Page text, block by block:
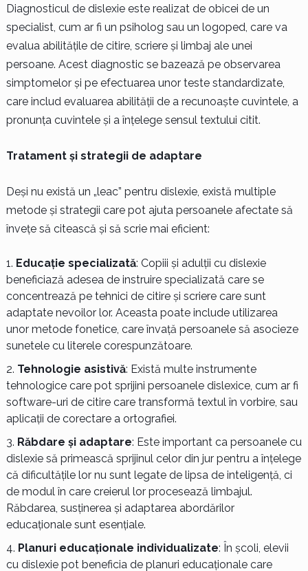
Diagnosticul de dislexie este realizat de obicei de un
specialist, cum ar fi un psiholog sau un logoped, care va
evalua abilitățile de citire, scriere și limbaj ale unei
persoane. Acest diagnostic se bazează pe observarea
simptomelor și pe efectuarea unor teste standardizate,
care includ evaluarea abilității de a recunoaște cuvintele, a
pronunța cuvintele și a înțelege sensul textului citit.
Tratament și strategii de adaptare
Deși nu există un „leac” pentru dislexie, există multiple
metode și strategii care pot ajuta persoanele afectate să
învețe să citească și să scrie mai eficient:
Educație specializată: Copiii și adulții cu dislexie
beneficiază adesea de instruire specializată care se
concentrează pe tehnici de citire și scriere care sunt
adaptate nevoilor lor. Aceasta poate include utilizarea
unor metode fonetice, care învață persoanele să asocieze
sunetele cu literele corespunzătoare.
Tehnologie asistivă: Există multe instrumente
tehnologice care pot sprijini persoanele dislexice, cum ar fi
software-uri de citire care transformă textul în vorbire, sau
aplicații de corectare a ortografiei.
Răbdare și adaptare: Este important ca persoanele cu
dislexie să primească sprijinul celor din jur pentru a înțelege
că dificultățile lor nu sunt legate de lipsa de inteligență, ci
de modul în care creierul lor procesează limbajul.
Răbdarea, susținerea și adaptarea abordărilor
educaționale sunt esențiale.
Planuri educaționale individualizate: În școli, elevii
cu dislexie pot beneficia de planuri educaționale care